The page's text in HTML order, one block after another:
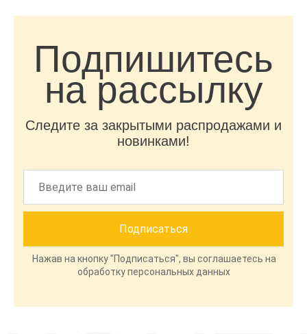
Подпишитесь
на рассылку
Следите за закрытыми распродажами и
новинками!
Нажав на кнопку "Подписаться", вы соглашаетесь на
обработку персональных данных